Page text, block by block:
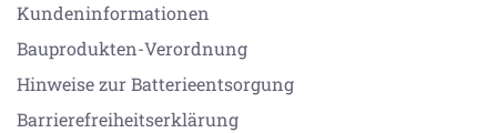
Kundeninformationen
Bauprodukten-Verordnung
Hinweise zur Batterieentsorgung
Barrierefreiheitserklärung